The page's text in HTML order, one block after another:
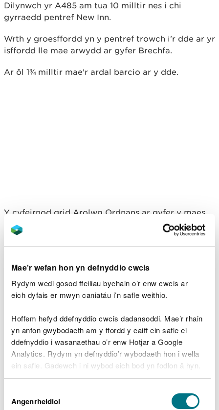
Mae'r wefan hon yn defnyddio cwcis
Rydym wedi gosod ffeiliau bychain o’r enw cwcis ar
eich dyfais er mwyn caniatáu i’n safle weithio.
Hoffem hefyd ddefnyddio cwcis dadansoddi. Mae’r rhain
yn anfon gwybodaeth am y ffordd y caiff ein safle ei
ddefnyddio i wasanaethau o’r enw Hotjar a Google
Analytics. Rydym yn defnyddio’r wybodaeth hon i wella
ein safle. Gadewch i ni wybod eich bod yn fodlon â hyn.
Byddwn yn defnyddio cwci i gadw eich dewis.
Gellirdarllen mwy am ein cwcis cyn i chi ddewis.
Caniatâd
Angenrheidiol
Dilynwch yr A485 am tua 10 milltir nes i chi
gyrraedd pentref New Inn.
Wrth y groesffordd yn y pentref trowch i'r dde ar yr
isffordd lle mae arwydd ar gyfer Brechfa.
Ar ôl 1¾ milltir mae'r ardal barcio ar y dde.
Y cyfeirnod grid Arolwg Ordnans ar gyfer y maes
parcio yw SN 495 354 (Explorer Map 186).
Y cod post yw SA39 9EJ.Sylwer bod y cod post
chi yn uniongyrchol i’r fynedfa.
Edrychwch ar y lle hwn ar wefan What3Words.
Cludiant cyhoeddus
Y prif orsaf reilffordd agosaf yw Caerfyrddin.
Er mwyn cael manylion ynghylch cludiant
cyhoeddus, ewch i wefan Traveline Cymru.